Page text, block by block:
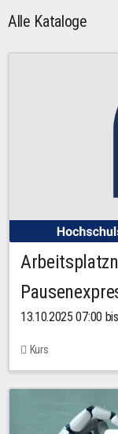
Alle Kataloge
13.10.2025 07:00
Kurs